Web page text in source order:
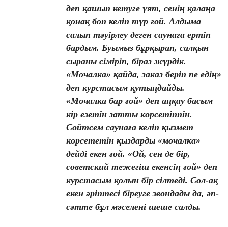
деп қашып кетуге ұят, сенің қалаңа
қонақ боп келіп тұр ғой. Алдыма
салып тәуірлеу деген саунаға ертіп
бардым. Буымыз бұрқырап, салқын
сыраны сіміріп, біраз жүрдік.
«Мочалка» қайда, заказ беріп пе едің»
деп курстасым қутыңдайды.
«Мочалка бар ғой» деп аңқау басым
кір езетін затты көрсетіппін.
Сөйтсем саунаға келіп қызмет
көрсететін қыздарды «мочалка»
дейді екен ғой. «Ой, сен де бір,
советский тежегіш екенсің ғой» деп
курстасым қолын бір сілтеді. Сол-ақ
екен әріптесі біреуге звондады да, әп-
сәтте бұл мәселені шеше салды.